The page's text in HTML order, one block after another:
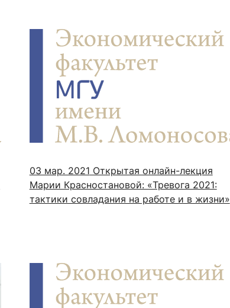
03 мар. 2021 Открытая онлайн-лекция
Марии Красностановой: «Тревога 2021:
тактики совладания на работе и в жизни»